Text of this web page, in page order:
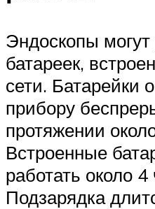
Эндоскопы могут
батареек,
сети. Батарейки
прибору
протяжении
Встроенные
работать около 4
Подзарядка